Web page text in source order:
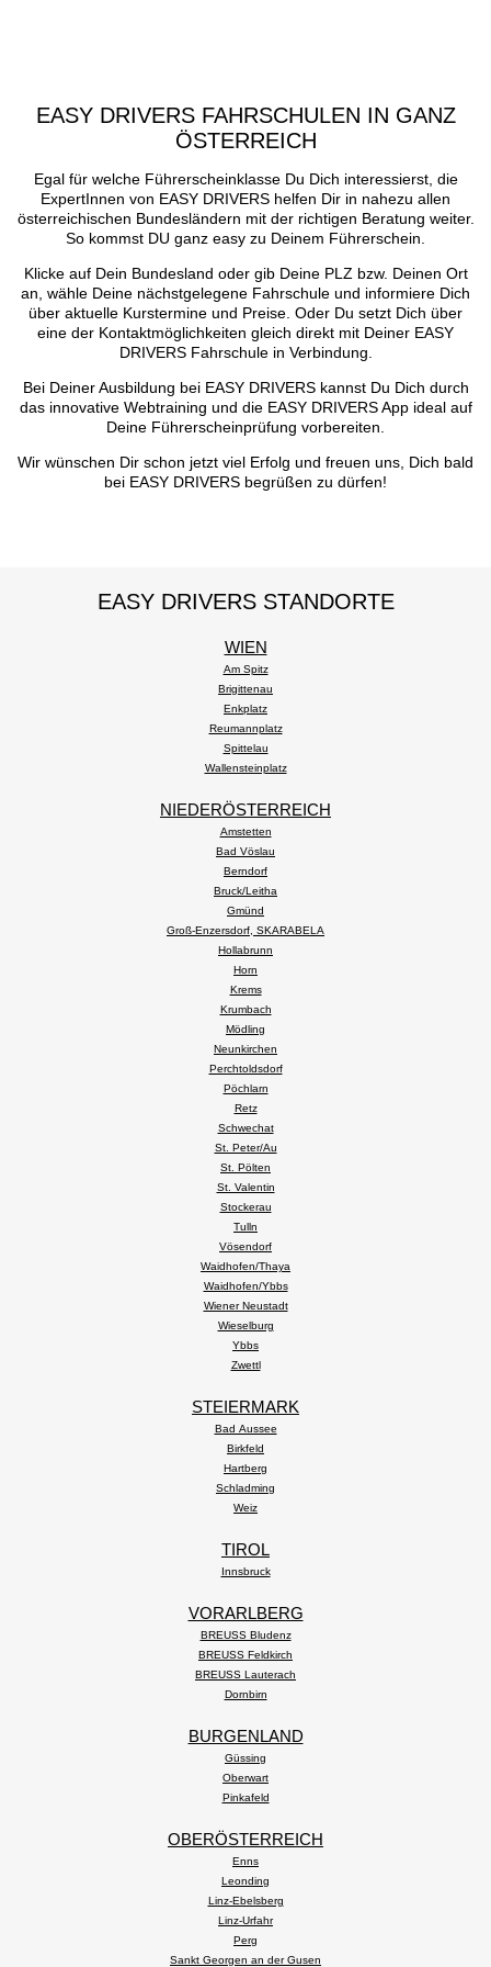
EASY DRIVERS FAHRSCHULEN IN GANZ
ÖSTERREICH
Egal für welche Führerscheinklasse Du Dich interessierst, die
ExpertInnen von EASY DRIVERS helfen Dir in nahezu allen
österreichischen Bundesländern mit der richtigen Beratung weiter.
So kommst DU ganz easy zu Deinem Führerschein.
Klicke auf Dein Bundesland oder gib Deine PLZ bzw. Deinen Ort
an, wähle Deine nächstgelegene Fahrschule und informiere Dich
über aktuelle Kurstermine und Preise. Oder Du setzt Dich über
eine der Kontaktmöglichkeiten gleich direkt mit Deiner EASY
DRIVERS Fahrschule in Verbindung.
Bei Deiner Ausbildung bei EASY DRIVERS kannst Du Dich durch
das innovative Webtraining und die EASY DRIVERS App ideal auf
Deine Führerscheinprüfung vorbereiten.
Wir wünschen Dir schon jetzt viel Erfolg und freuen uns, Dich bald
bei EASY DRIVERS begrüßen zu dürfen!
EASY DRIVERS STANDORTE
WIEN
Am Spitz
Brigittenau
Enkplatz
Reumannplatz
Spittelau
Wallensteinplatz
NIEDERÖSTERREICH
Amstetten
Bad Vöslau
Berndorf
Bruck/Leitha
Gmünd
Groß-Enzersdorf, SKARABELA
Hollabrunn
Horn
Krems
Krumbach
Mödling
Neunkirchen
Perchtoldsdorf
Pöchlarn
Retz
Schwechat
St. Peter/Au
St. Pölten
St. Valentin
Stockerau
Tulln
Vösendorf
Waidhofen/Thaya
Waidhofen/Ybbs
Wiener Neustadt
Wieselburg
Ybbs
Zwettl
STEIERMARK
Bad Aussee
Birkfeld
Hartberg
Schladming
Weiz
TIROL
Innsbruck
VORARLBERG
BREUSS Bludenz
BREUSS Feldkirch
BREUSS Lauterach
Dornbirn
BURGENLAND
Güssing
Oberwart
Pinkafeld
OBERÖSTERREICH
Enns
Leonding
Linz-Ebelsberg
Linz-Urfahr
Perg
Sankt Georgen an der Gusen